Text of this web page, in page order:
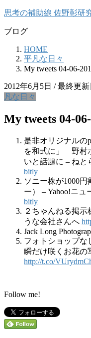
コ
テ
キ
ッ
ナ
ゲ
に
移
思考の補助線 佐野彰研
ブログ
HOME
平凡な日々
My tweets 04-06-
2012年6月5日 / 最終更新
凡な日々
My tweets 04-
是非オリジナルの
を和式に」 野村
いと話題に – ねと
bitly
ソニー株が1000
ー） – Yahoo!ニュ
bitly
２ちゃんねる掲
うな会社さんへ
Jack Long
フォトショップな
瞬だけ咲くお花の
http://t.co/
Follow me!